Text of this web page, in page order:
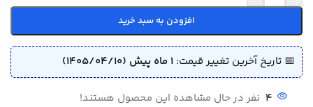
افزودن به سبد خرید
📅 تاریخ آخرین تغییر قیمت: 1 ماه پیش (1405/04/10)
4 نفر در حال مشاهده این محصول هستند!